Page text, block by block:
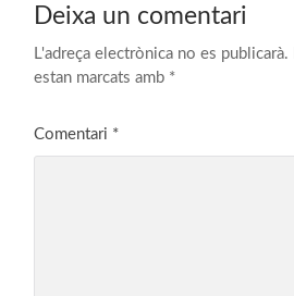
Deixa un comentari
L'adreça electrònica no es publicarà.
estan marcats amb *
Comentari *